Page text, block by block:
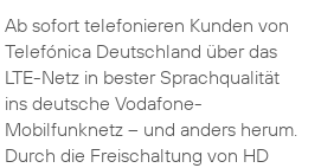
Ab sofort telefonieren Kunden von
Telefónica Deutschland über das
LTE-Netz in bester Sprachqualität
ins deutsche Vodafone-
Mobilfunknetz – und anders herum.
Durch die Freischaltung von HD